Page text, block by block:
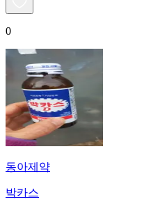
0
동아제약
박카스